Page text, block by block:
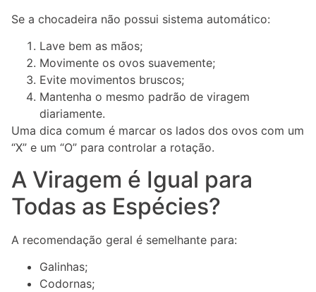
Se a chocadeira não possui sistema automático:
Lave bem as mãos;
Movimente os ovos suavemente;
Evite movimentos bruscos;
Mantenha o mesmo padrão de viragem
diariamente.
Uma dica comum é marcar os lados dos ovos com um
“X” e um “O” para controlar a rotação.
A Viragem é Igual para
Todas as Espécies?
A recomendação geral é semelhante para:
Galinhas;
Codornas;